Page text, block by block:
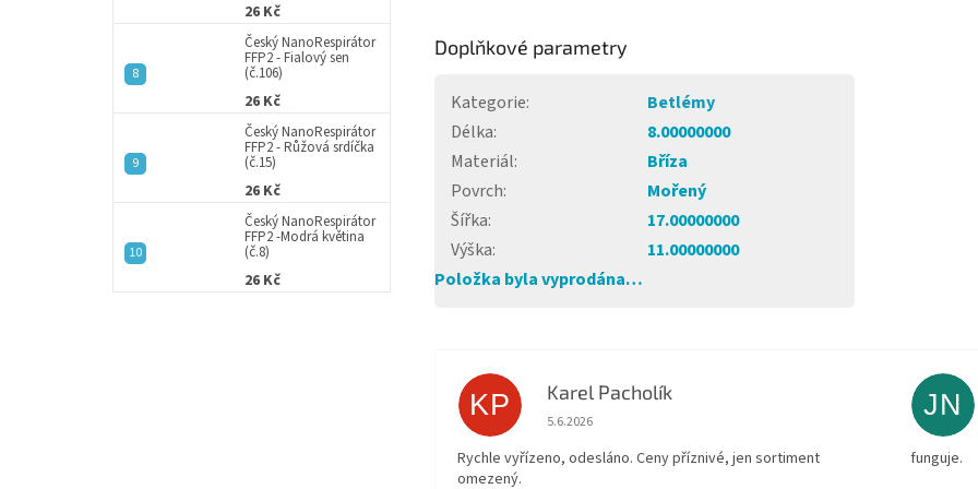
26 Kč
Český NanoRespirátor
FFP2 - Fialový sen
(č.106)
26 Kč
Český NanoRespirátor
FFP2 - Růžová srdíčka
(č.15)
26 Kč
Český NanoRespirátor
FFP2 -Modrá květina
(č.8)
26 Kč
Doplňkové parametry
Kategorie:
Betlémy
Délka:
8.00000000
Materiál:
Bříza
Povrch:
Mořený
Šířka:
17.00000000
Výška:
11.00000000
Položka byla vyprodána…
KP Karel Pacholík
Hodnocení obchodu je 4 z 5 hvězdiček.
5.6.2026
Rychle vyřízeno, odesláno. Ceny příznivé, jen sortiment
omezený.
JN
funguje.